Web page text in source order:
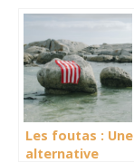
tendance mode
Les foutas : Une
alternative